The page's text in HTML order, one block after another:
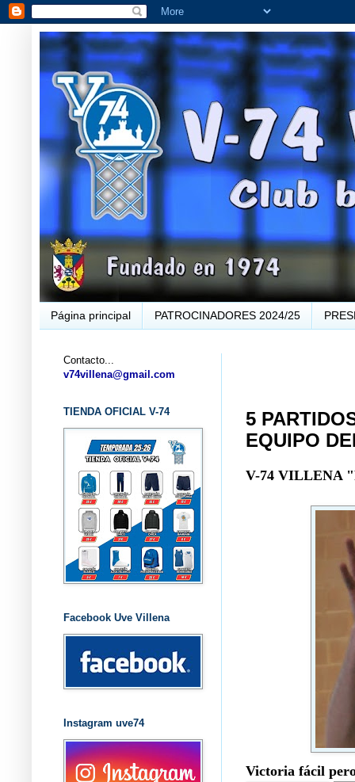
Página principal PATROCINADORES 2024/25
5
EQUIPO
V-74 VILLENA
Victoria fácil
Contacto...
v74villena@gmail.com
TIENDA OFICIAL V-74
Facebook Uve Villena
Instagram uve74